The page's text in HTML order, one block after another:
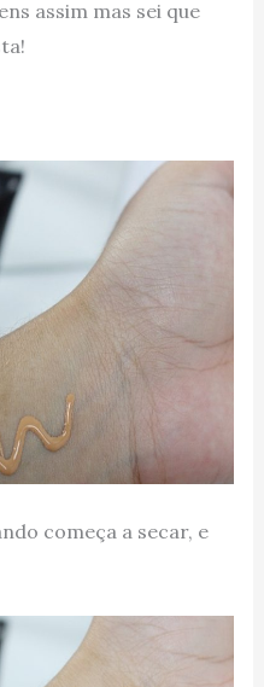
assim mas sei que
começa a secar, e